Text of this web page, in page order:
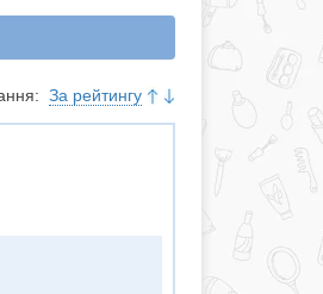
За рейтингу